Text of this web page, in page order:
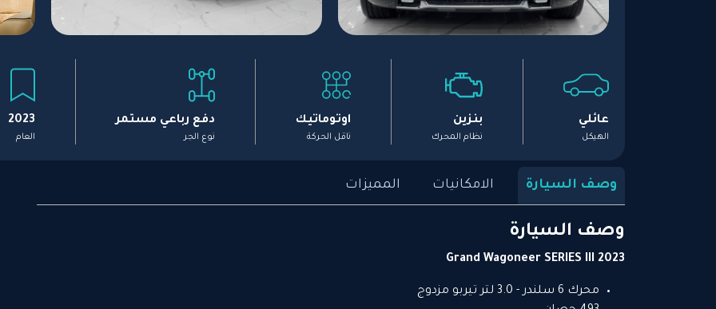
عائلي
الهيكل
بنزين
نظام المحرك
اوتوماتيك
ناقل الحركة
دفع رباعي مستمر
نوع الجر
2023
العام
وصف السيارة الامكانيات المميزات
وصف السيارة
Grand Wagoneer SERIES III 2023
محرك 6 سلندر - 3.0 لتر تيربو مزدوج